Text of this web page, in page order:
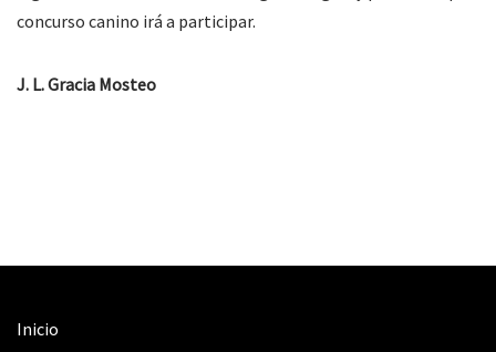
concurso canino irá a participar.
J. L. Gracia Mosteo
Inicio